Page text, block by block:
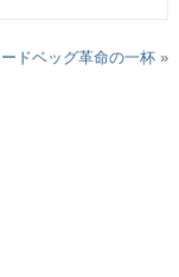
ドベッグ革命の一杯 »